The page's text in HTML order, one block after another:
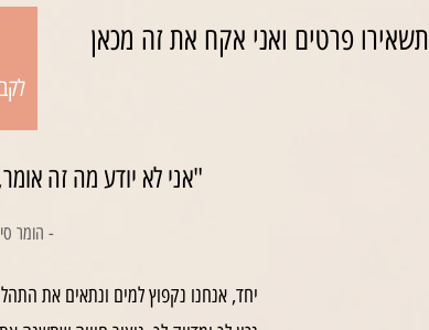
תשאירו פרטים ואני אקח את זה מכאן
"אני לא יודע מה זה
- הומר
יחד, אנחנו נקפוץ למים ונתאים את